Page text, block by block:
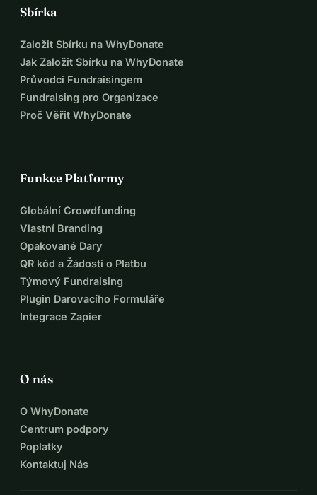
Sbírka
Založit Sbírku na WhyDonate
Jak Založit Sbírku na WhyDonate
Průvodci Fundraisingem
Fundraising pro Organizace
Proč Věřit WhyDonate
Funkce Platformy
Globální Crowdfunding
Vlastní Branding
Opakované Dary
QR kód a Žádosti o Platbu
Týmový Fundraising
Plugin Darovacího Formuláře
Integrace Zapier
O nás
O WhyDonate
Centrum podpory
Poplatky
Kontaktuj Nás